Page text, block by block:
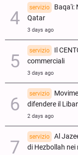
servizio
Baqa'i:
Qatar
3 days ago
servizio
Il
commerciali
3 days ago
servizio
difendere il
2 days ago
servizio
Al
di Hezbollah nei